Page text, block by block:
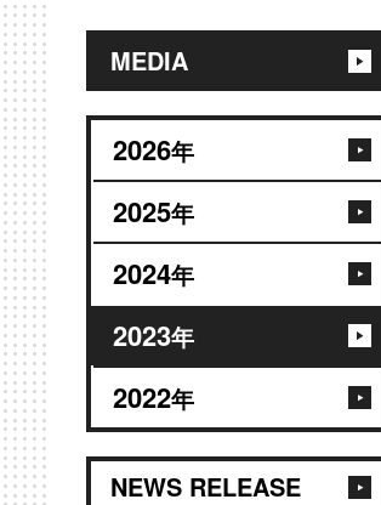
MEDIA
2026年
2025年
2024年
2023年
2022年
NEWS RELEASE